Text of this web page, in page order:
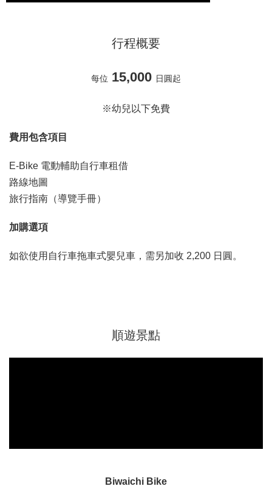
行程概要
每位 15,000 日圓起
※幼兒以下免費
費用包含項目
E-Bike 電動輔助自行車租借
路線地圖
旅行指南（導覽手冊）
加購選項
如欲使用自行車拖車式嬰兒車，需另加收 2,200 日圓。
順遊景點
Biwaichi Bike